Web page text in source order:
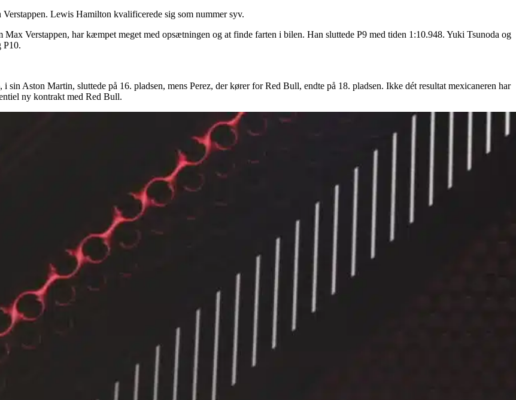
Lewis Hamilton kvalificerede sig som nummer syv.
Verstappen, har kæmpet meget med opsætningen og at finde farten i bilen. Han sluttede P9 med tiden 1:10.948. Yuki Tsunoda og
P10.
Aston Martin, sluttede på 16. pladsen, mens Perez, der kører for Red Bull, endte på 18. pladsen. Ikke dét resultat mexicaneren har
ny kontrakt med Red Bull.